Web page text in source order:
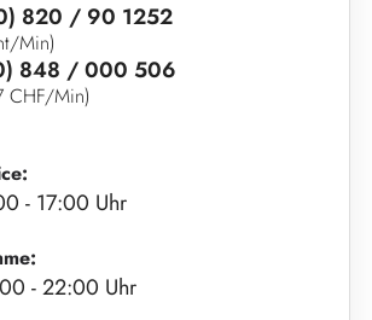
- 17:00 Uhr
- 22:00 Uhr
820 / 90 1252
Min)
848 / 000 506
CHF/Min)